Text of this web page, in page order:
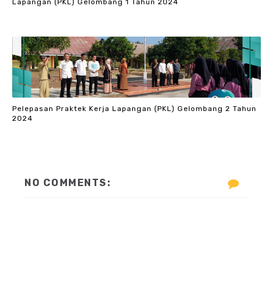
Pelepasan Praktek Kerja Lapangan (PKL) Gelombang 2 Tahun
2024
NO COMMENTS: